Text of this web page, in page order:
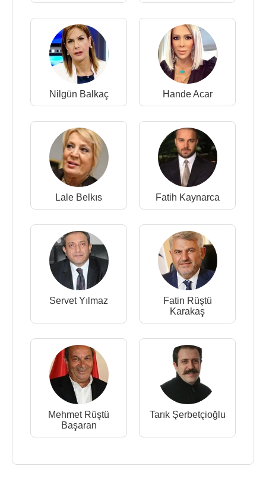
Nilgün Balkaç Hande Acar
Lale Belkıs Fatih Kaynarca
Servet Yılmaz
Fatin Rüştü
Karakaş
Mehmet Rüştü
Başaran
Tarık Şerbetçioğlu